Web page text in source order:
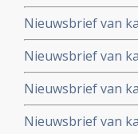
Nieuwsbrief van
Nieuwsbrief van
Nieuwsbrief van
Nieuwsbrief van